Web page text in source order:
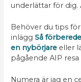
underlättar för dig.
Behöver du tips
inlägg Så
en nybörjare eller
pågående AIP resa
Numera är jag en